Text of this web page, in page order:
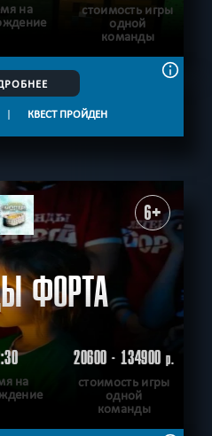
на
стоимость игры
одной
команды
| КВЕСТ ПРОЙДЕН
6+
ФОРТА
на
20600 - 134900р.
стоимость игры
одной
команды